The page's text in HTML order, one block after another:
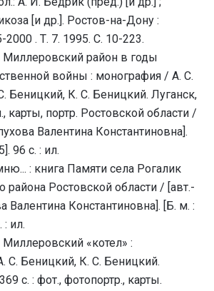
[и др.]. Ростов-на-Дону :
. Т. 7. 1995. С. 10-223.
Миллеровский район в годы
войны : монография / А. С.
Беницкий, К. С. Беницкий. Луганск,
карты, портр. Ростовской области /
Валентина Константиновна].
96 с. : ил.
: книга Памяти села Рогалик
района Ростовской области / [авт.-
Валентина Константиновна]. [Б. м. :
: ил.
«котел» :
С. Беницкий, К. С. Беницкий.
с. : фот., фотопортр., карты.